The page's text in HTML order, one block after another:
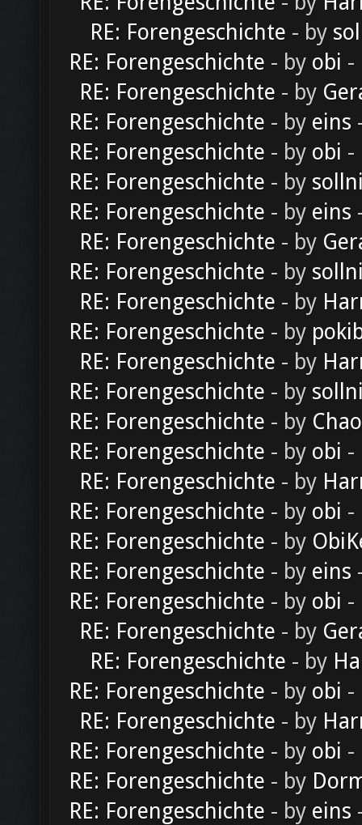
RE: Forengeschichte - by
RE: Forengeschichte - by obi -
RE: Forengeschichte - by
RE: Forengeschichte - by eins
RE: Forengeschichte - by obi -
RE: Forengeschichte - by
RE: Forengeschichte - by eins
RE: Forengeschichte - by
RE: Forengeschichte - by
RE: Forengeschichte - by
RE: Forengeschichte - by
RE: Forengeschichte - by
RE: Forengeschichte - by
RE: Forengeschichte - by
RE: Forengeschichte - by obi -
RE: Forengeschichte - by
RE: Forengeschichte - by obi -
RE: Forengeschichte - by
RE: Forengeschichte - by eins
RE: Forengeschichte - by obi -
RE: Forengeschichte - by
RE: Forengeschichte - by
RE: Forengeschichte - by obi -
RE: Forengeschichte - by
RE: Forengeschichte - by obi -
RE: Forengeschichte - by
RE: Forengeschichte - by eins